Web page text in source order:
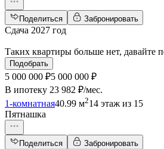
Поделиться Забронировать
Сдача 2027 год
Таких квартиры больше нет, давайте
Подобрать
5 000 000 ₽5 000 000 ₽
В ипотеку 23 982 ₽/мес.
1-комнатная40.99 м214 этаж из 15
Пятнашка
Поделиться Забронировать